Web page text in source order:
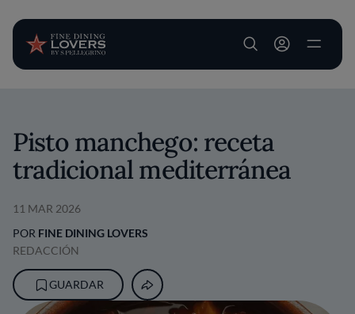
User account
Pisto manchego: receta
tradicional mediterránea
11 MAR 2026
POR FINE DINING LOVERS
REDACCIÓN
GUARDAR